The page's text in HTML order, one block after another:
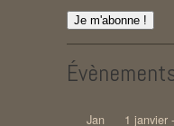
Jan
1 janvier -